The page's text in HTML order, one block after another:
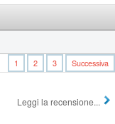
1 2 3 Successiva
Leggi la recensione...